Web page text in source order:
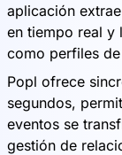
aplicación
en tiempo real y
como perfiles
Popl ofrece
segundos,
eventos se
gestión de